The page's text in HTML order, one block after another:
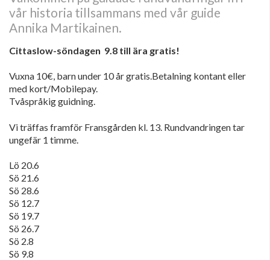
vår historia tillsammans med vår guide
Annika Martikainen.
Cittaslow-söndagen 9.8 till ära gratis!
Vuxna 10€, barn under 10 år gratis.Betalning kontant eller
med kort/Mobilepay.
Tvåspråkig guidning.
Vi träffas framför Fransgården kl. 13. Rundvandringen tar
ungefär 1 timme.
Lö 20.6
Sö 21.6
Sö 28.6
Sö 12.7
Sö 19.7
Sö 26.7
Sö 2.8
Sö 9.8